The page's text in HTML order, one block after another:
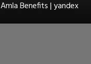
Amla Benefits | yandex